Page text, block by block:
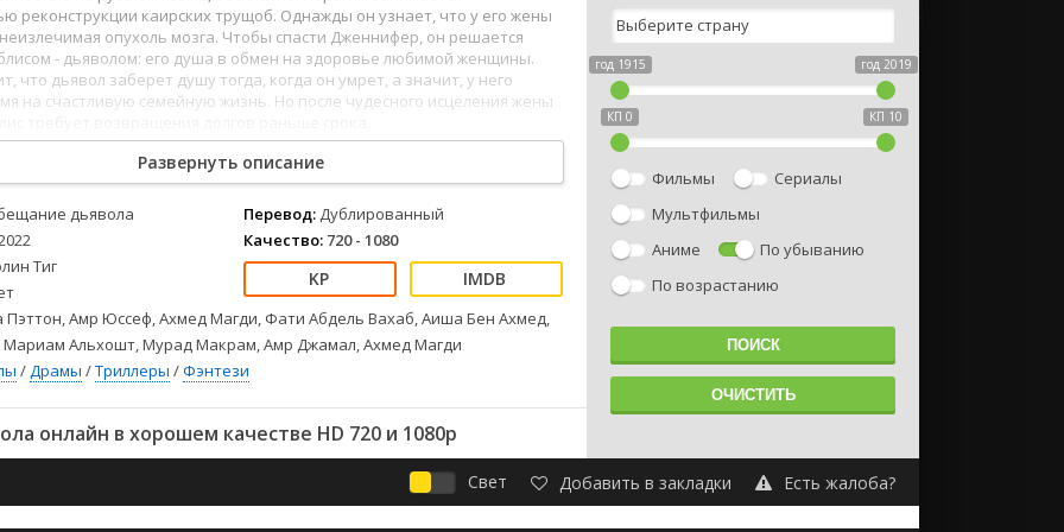
Детские
Драмы
Комедии
Спорт
Триллеры
Ужасы
2022
2021
Зарубежные
Фильмы из соцетей
реконструкции каирских трущоб. Однажды он узнает, что у его жены
опухоль мозга. Чтобы спасти Дженнифер, он решается
- дьяволом: его душа в обмен на здоровье любимой женщины.
что дьявол заберет душу тогда, когда он умрет, а значит, у него
на счастливую семейную жизнь. Но после чудесного исцеления жены
Развернуть описание
дьявола
Тиг
Перевод: Дублированный
Качество: 720 - 1080
Пэттон, Амр Юссеф, Ахмед Магди, Фати Абдель Вахаб, Аиша Бен Ахмед,
Мариам Альхошт, Мурад Макрам, Амр Джамал, Ахмед Магди
/Драмы /Триллеры /Фэнтези
онлайн в хорошем качестве HD 720 и 1080p
год 1915 год 2019
КП 0 КП 10
Фильмы
Сериалы
Мультфильмы
Аниме
По убыванию
По возрастанию
Свет Добавить в закладки Есть жалоба?